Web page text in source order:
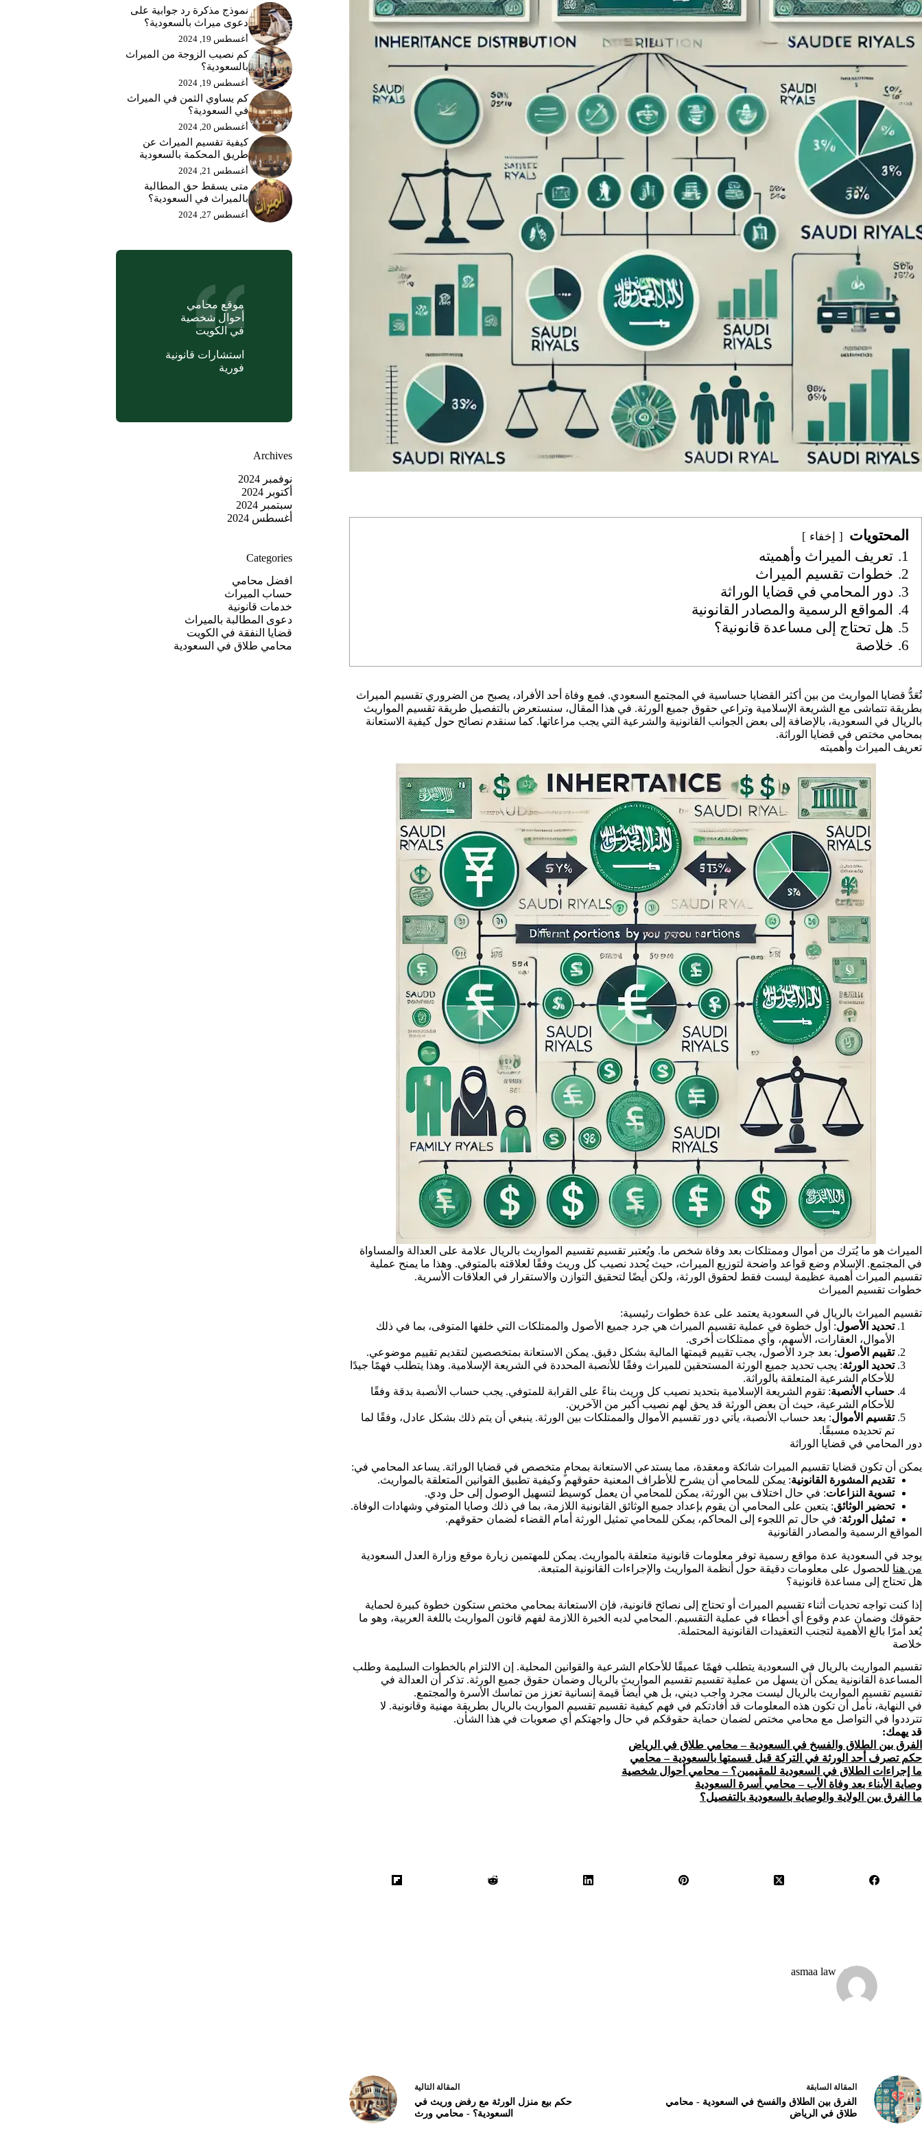
المحتويات إخفاء
1.
تعريف الميراث وأهميته
2.
خطوات تقسيم الميراث
3. دور المحامي في قضايا الوراثة
4.
المواقع الرسمية والمصادر القانونية
5.
هل تحتاج إلى مساعدة قانونية؟
6.
خلاصة
تُعَدُّ قضايا المواريث من بين أكثر القضايا حساسية في المجتمع السعودي. فمع وفاة أحد الأفراد، يصبح من الضروري تقسيم الميراث
بطريقة تتماشى مع الشريعة الإسلامية وتراعي حقوق جميع الورثة. في هذا المقال، سنستعرض بالتفصيل طريقة تقسيم المواريث
بالريال في السعودية، بالإضافة إلى بعض الجوانب القانونية والشرعية التي يجب مراعاتها. كما سنقدم نصائح حول كيفية الاستعانة
بمحامي مختص في قضايا الوراثة.
تعريف الميراث وأهميته
الميراث هو ما يُترك من أموال وممتلكات بعد وفاة شخص ما. ويُعتبر تقسيم تقسيم المواريث بالريال علامة على العدالة والمساواة
في المجتمع. الإسلام وضع قواعد واضحة لتوزيع الميراث، حيث يُحدد نصيب كل وريث وفقًا لعلاقته بالمتوفي. وهذا ما يمنح عملية
تقسيم الميراث أهمية عظيمة ليست فقط لحقوق الورثة، ولكن أيضًا لتحقيق التوازن والاستقرار في العلاقات الأسرية.
خطوات تقسيم الميراث
تقسيم الميراث بالريال في السعودية يعتمد على عدة خطوات رئيسية:
تحديد الأصول: أول خطوة في عملية تقسيم الميراث هي جرد جميع الأصول والممتلكات التي خلفها المتوفى، بما في ذلك
الأموال، العقارات، الأسهم، وأي ممتلكات أخرى.
تقييم الأصول: بعد جرد الأصول، يجب تقييم قيمتها المالية بشكل دقيق. يمكن الاستعانة بمتخصصين لتقديم تقييم موضوعي.
تحديد الورثة: يجب تحديد جميع الورثة المستحقين للميراث وفقًا للأنصبة المحددة في الشريعة الإسلامية. وهذا يتطلب فهمًا جيدًا
للأحكام الشرعية المتعلقة بالوراثة.
حساب الأنصبة: تقوم الشريعة الإسلامية بتحديد نصيب كل وريث بناءً على القرابة للمتوفي. يجب حساب الأنصبة بدقة وفقًا
للأحكام الشرعية، حيث أن بعض الورثة قد يحق لهم نصيب أكبر من الآخرين.
تقسيم الأموال: بعد حساب الأنصبة، يأتي دور تقسيم الأموال والممتلكات بين الورثة. ينبغي أن يتم ذلك بشكل عادل، وفقًا لما
تم تحديده مسبقًا.
دور المحامي في قضايا الوراثة
يمكن أن تكون قضايا تقسيم الميراث شائكة ومعقدة، مما يستدعي الاستعانة بمحامٍ متخصص في قضايا الوراثة. يساعد المحامي في:
تقديم المشورة القانونية: يمكن للمحامي أن يشرح للأطراف المعنية حقوقهم وكيفية تطبيق القوانين المتعلقة بالمواريث.
تسوية النزاعات: في حال اختلاف بين الورثة، يمكن للمحامي أن يعمل كوسيط لتسهيل الوصول إلى حل ودي.
تحضير الوثائق: يتعين على المحامي أن يقوم بإعداد جميع الوثائق القانونية اللازمة، بما في ذلك وصايا المتوفي وشهادات الوفاة.
تمثيل الورثة: في حال تم اللجوء إلى المحاكم، يمكن للمحامي تمثيل الورثة أمام القضاء لضمان حقوقهم.
المواقع الرسمية والمصادر القانونية
يوجد في السعودية عدة مواقع رسمية توفر معلومات قانونية متعلقة بالمواريث. يمكن للمهتمين زيارة موقع وزارة العدل السعودية
من هنا للحصول على معلومات دقيقة حول أنظمة المواريث والإجراءات القانونية المتبعة.
هل تحتاج إلى مساعدة قانونية؟
إذا كنت تواجه تحديات أثناء تقسيم الميراث أو تحتاج إلى نصائح قانونية، فإن الاستعانة بمحامي مختص ستكون خطوة كبيرة لحماية
حقوقك وضمان عدم وقوع أي أخطاء في عملية التقسيم. المحامي لديه الخبرة اللازمة لفهم قانون المواريث باللغة العربية، وهو ما
يُعد أمرًا بالغ الأهمية لتجنب التعقيدات القانونية المحتملة.
خلاصة
تقسيم المواريث بالريال في السعودية يتطلب فهمًا عميقًا للأحكام الشرعية والقوانين المحلية. إن الالتزام بالخطوات السليمة وطلب
المساعدة القانونية يمكن أن يسهل من عملية تقسيم تقسيم المواريث بالريال وضمان حقوق جميع الورثة. تذكر أن العدالة في
تقسيم تقسيم المواريث بالريال ليست مجرد واجب ديني، بل هي أيضاً قيمة إنسانية تعزز من تماسك الأسرة والمجتمع.
في النهاية، نأمل أن تكون هذه المعلومات قد أفادتكم في فهم كيفية تقسيم تقسيم المواريث بالريال بطريقة مهنية وقانونية. لا
تترددوا في التواصل مع محامي مختص لضمان حماية حقوقكم في حال واجهتكم أي صعوبات في هذا الشأن.
قد يهمك:
الفرق بين الطلاق والفسخ في السعودية – محامي طلاق في الرياض
حكم تصرف أحد الورثة في التركة قبل قسمتها بالسعودية – محامي
ما إجراءات الطلاق في السعودية للمقيمين؟ – محامي أحوال شخصية
وصاية الأبناء بعد وفاة الأب – محامي أسرة السعودية
ما الفرق بين الولاية والوصاية بالسعودية بالتفصيل؟
asmaa law
المقالة السابقة
الفرق بين الطلاق والفسخ في السعودية - محامي
طلاق في الرياض
المقالة التالية
حكم بيع منزل الورثة مع رفض وريث في
السعودية؟ - محامي ورث
نموذج مذكرة رد جوابية على
دعوى ميراث بالسعودية؟
أغسطس 19, 2024
كم نصيب الزوجة من الميراث
بالسعودية؟
أغسطس 19, 2024
كم يساوي الثمن في الميراث
في السعودية؟
أغسطس 20, 2024
كيفية تقسيم الميراث عن
طريق المحكمة بالسعودية
أغسطس 21, 2024
متى يسقط حق المطالبة
بالميراث في السعودية؟
أغسطس 27, 2024
موقع محامي
أحوال شخصية
في الكويت
استشارات قانونية
فورية
Archives
نوفمبر 2024
أكتوبر 2024
سبتمبر 2024
أغسطس 2024
Categories
افضل محامي
حساب الميراث
خدمات قانونية
دعوى المطالبة بالميراث
قضايا النفقة في الكويت
محامي طلاق في السعودية